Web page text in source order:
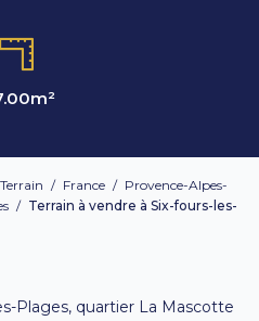
m²
Terrain / France / Provence-Alpes-
/ Terrain à vendre à Six-fours-les-
Plages, quartier La Mascotte